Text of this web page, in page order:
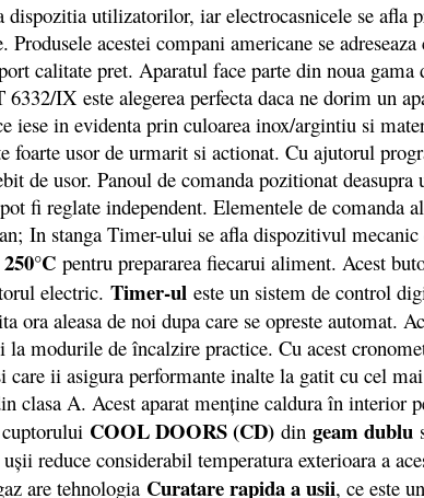
utilizatorilor, iar electrocasnicele se
acestei compani americane se
calitate pret. Aparatul face parte din noua
IX este alegerea perfecta daca ne dorim un
iese in evidenta prin culoarea inox/argintiu si
foarte usor de urmarit si actionat. Cu ajutorul
de usor. Panoul de comanda pozitionat
fi reglate independent. Elementele de comanda
In stanga Timer-ului se afla dispozitivul
250°C pentru prepararea fiecarui aliment. Acest
electric. Timer-ul este un sistem de control
ora aleasa de noi dupa care se opreste automat.
modurile de încalzire practice. Cu acest
care ii asigura performante inalte la gatit cu cel
clasa A. Acest aparat menţine caldura în interior
COOL DOORS (CD) din geam dublu
reduce considerabil temperatura exterioara a
are tehnologia Curatare rapida a usii, ce este